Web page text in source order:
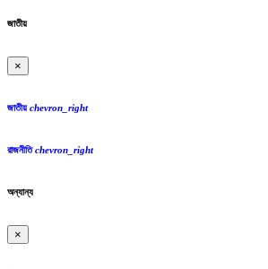
জাতীয়
×
জাতীয়chevron_right
রাজনীতিchevron_right
অন্যান্য
×